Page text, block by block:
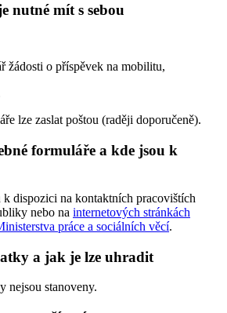
nutné mít s sebou
žádosti o příspěvek na mobilitu,
lze zaslat poštou (raději doporučeně).
formuláře a kde jsou k
k dispozici na kontaktních pracovištích
nebo na internetových stránkách
práce a sociálních věcí.
a jak je lze uhradit
nejsou stanoveny.